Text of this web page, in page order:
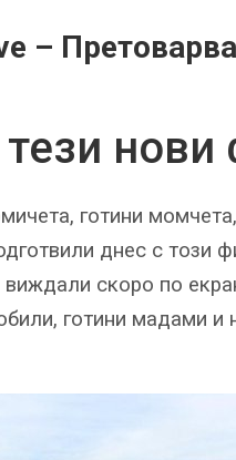
–
готини
днес с този
скоро по
готини мадами и